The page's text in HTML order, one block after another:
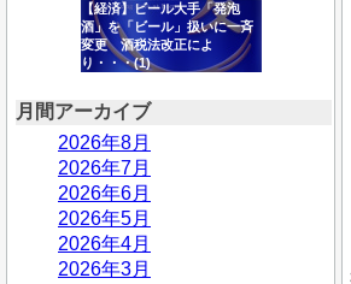
【経済】ビール大手「発泡
酒」を「ビール」扱いに一斉
変更 酒税法改正によ
り・・・(1)
月間アーカイブ
2026年8月
2026年7月
2026年6月
2026年5月
2026年4月
2026年3月